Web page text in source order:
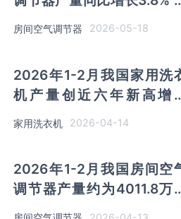
中广东以超千万台产量排名第
一
房间空气调节器 2026-05-18
2026年1-2月我国家用洗
机产量创近六年新高增
产量占比30.67%、28.93%
家用洗衣机 2026-04-14
2026年1-2月我国房间空
调节器产量约为4011.8万
同比增长0.7% 其中广东以超